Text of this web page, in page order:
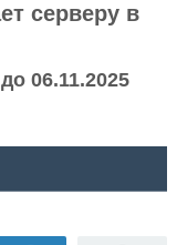
серверу в
06.11.2025